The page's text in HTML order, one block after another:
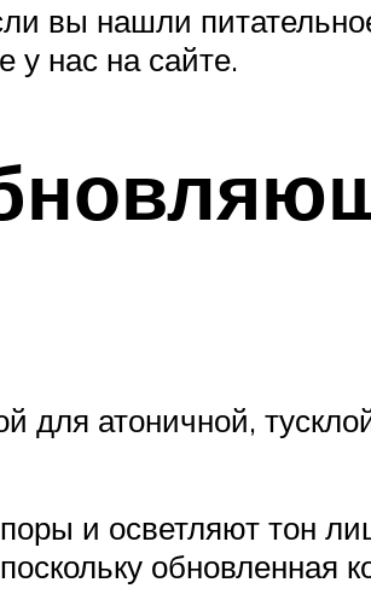
вы нашли
у нас на сайте.
для атоничной,
и осветляют тон
обновленная